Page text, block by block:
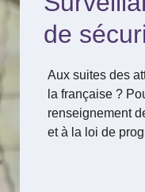
de
Aux suites des
la française ?
renseignement
et à la loi de